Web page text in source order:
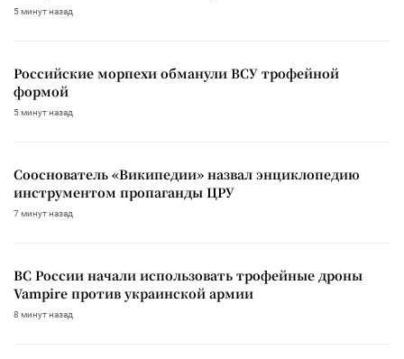
5 минут назад
Российские морпехи обманули ВСУ трофейной
формой
5 минут назад
Сооснователь «Википедии» назвал энциклопедию
инструментом пропаганды ЦРУ
7 минут назад
ВС России начали использовать трофейные дроны
Vampire против украинской армии
8 минут назад